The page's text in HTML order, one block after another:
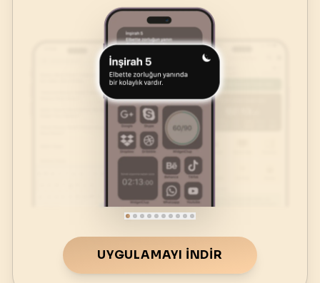
UYGULAMAYI İNDIR